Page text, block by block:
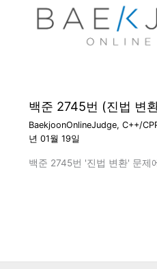
백준 2745번 (진법 변
BaekjoonOnlineJudge, C++/
년 01월 19일
백준 2745번 '진법 변환' 문제